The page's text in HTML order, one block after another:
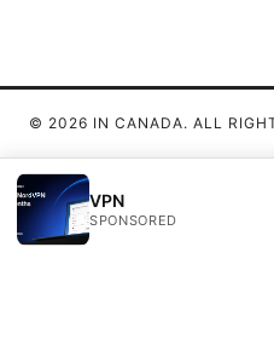
VPN
SPONSORED
© 2026 IN CANADA. ALL